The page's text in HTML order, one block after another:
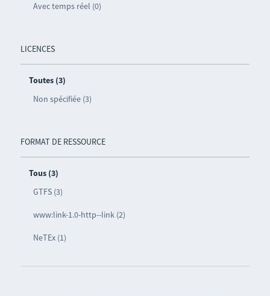
Avec temps réel (0)
LICENCES
Toutes (3)
Non spécifiée (3)
FORMAT DE RESSOURCE
Tous (3)
GTFS (3)
www:link-1.0-http--link (2)
NeTEx (1)